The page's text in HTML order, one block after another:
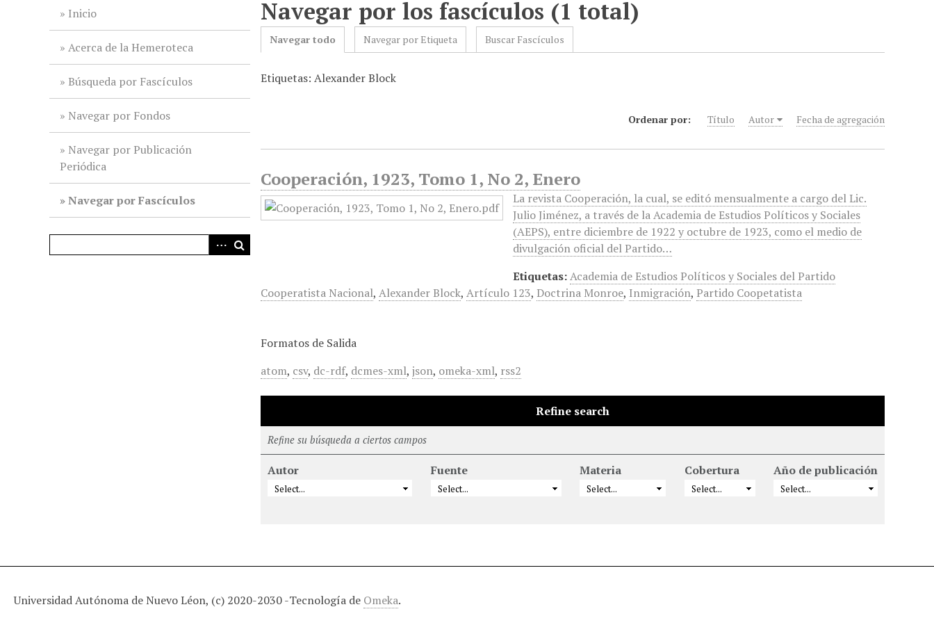
Inicio
Acerca de la Hemeroteca
Búsqueda por Fascículos
Navegar por Fondos
Navegar por Publicación
Periódica
Navegar por Fascículos
Navegar por los fascículos (1 total)
Navegar todo Navegar por Etiqueta Buscar Fascículos
Etiquetas: Alexander Block
Ordenar por: Título Autor Fecha de agregación
Cooperación, 1923, Tomo 1, No 2, Enero
La revista Cooperación, la cual, se editó mensualmente a cargo del Lic.
Julio Jiménez, a través de la Academia de Estudios Políticos y Sociales
(AEPS), entre diciembre de 1922 y octubre de 1923, como el medio de
divulgación oficial del Partido…
Etiquetas:Academia de Estudios Políticos y Sociales del Partido
Cooperatista Nacional,Alexander Block,Artículo 123, Doctrina Monroe, Inmigración, Partido Coopetatista
Formatos de Salida
atom, csv, dc-rdf, dcmes-xml,json, omeka-xml, rss2
Refine search
Refine su búsqueda a ciertos campos
Autor Fuente Materia Cobertura Año de publicación
Universidad Autónoma de Nuevo Léon, (c) 2020-2030 -Tecnología de Omeka.